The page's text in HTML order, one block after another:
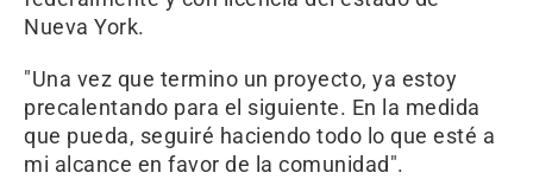
Nueva York.
"Una vez que termino un proyecto, ya estoy
precalentando para el siguiente. En la medida
que pueda, seguiré haciendo todo lo que esté a
mi alcance en favor de la comunidad".